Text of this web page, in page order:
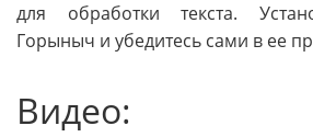
для обработки текста.
Горыныч и убедитесь сами в ее
Видео: